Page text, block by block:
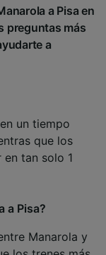
a Pisa en
preguntas más
a
un tiempo
que los
tan solo 1
a Pisa?
Manarola y